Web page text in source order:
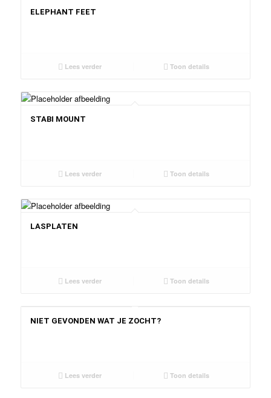
ELEPHANT FEET
Lees verder Toon details
STABI MOUNT
Lees verder Toon details
LASPLATEN
Lees verder Toon details
NIET GEVONDEN WAT JE ZOCHT?
Lees verder Toon details